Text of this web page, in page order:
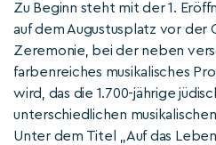
Zu Beginn steht mit der 1.
auf dem Augustusplatz vor der
Zeremonie, bei der neben
farbenreiches musikalisches
wird, das die 1.700-jährige
unterschiedlichen
Unter dem Titel „Auf das